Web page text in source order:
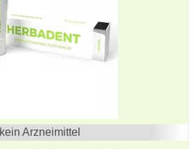
kein Arzneimittel